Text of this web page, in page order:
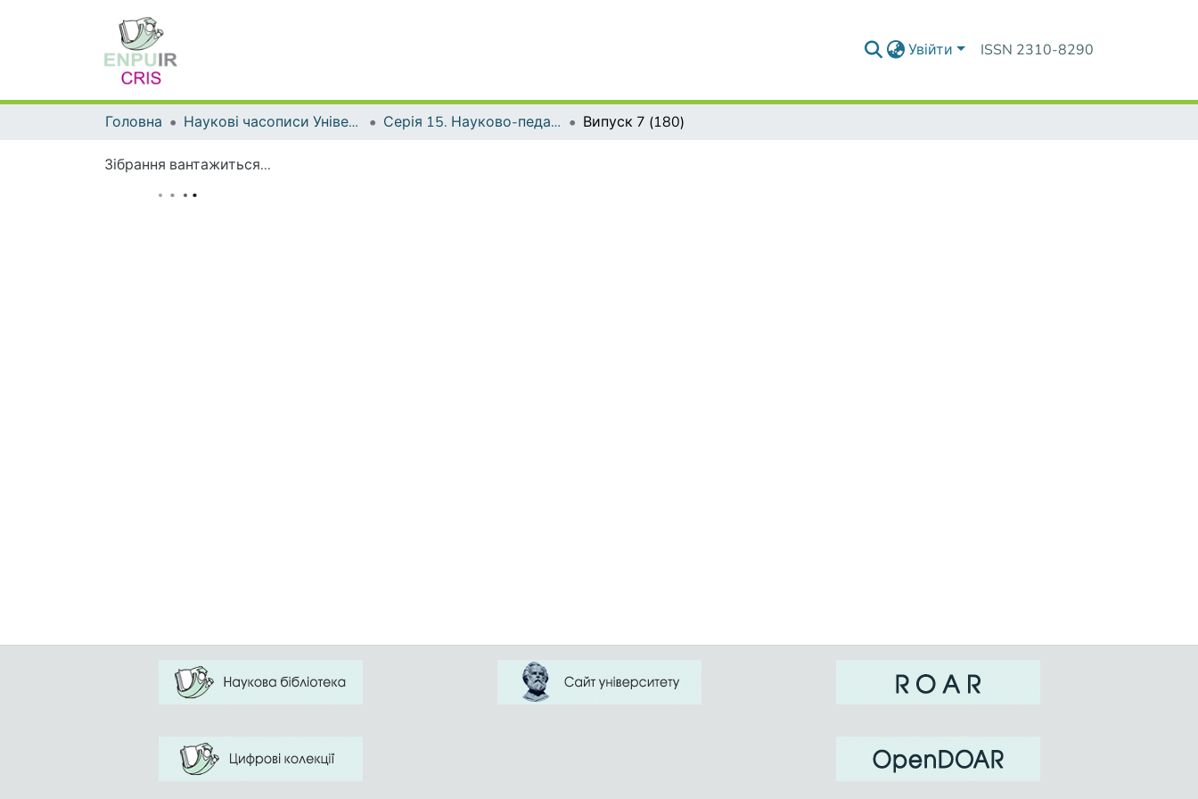
Увійти ISSN 2310-8290
Головна Наукові часописи Університету Серія 15. Науково-педагогічні проблеми фізичної культури (фізична культура і спорт) Випуск 7 (180)
Зібрання вантажиться...